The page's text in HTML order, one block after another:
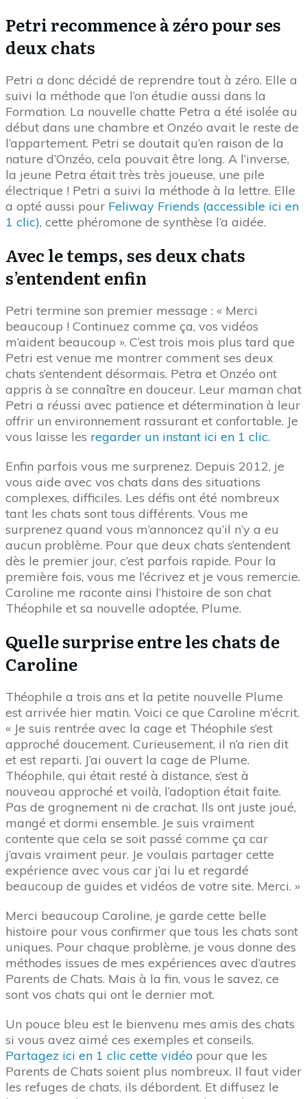
Petri recommence à zéro pour ses
deux chats
Petri a donc décidé de reprendre tout à zéro. Elle a
suivi la méthode que l’on étudie aussi dans la
Formation. La nouvelle chatte Petra a été isolée au
début dans une chambre et Onzéo avait le reste de
l’appartement. Petri se doutait qu’en raison de la
nature d’Onzéo, cela pouvait être long. A l’inverse,
la jeune Petra était très très joueuse, une pile
électrique ! Petri a suivi la méthode à la lettre. Elle
a opté aussi pour Feliway Friends (accessible ici en
1 clic), cette phéromone de synthèse l’a aidée.
Avec le temps, ses deux chats
s’entendent enfin
Petri termine son premier message : « Merci
beaucoup ! Continuez comme ça, vos vidéos
m’aident beaucoup ». C’est trois mois plus tard que
Petri est venue me montrer comment ses deux
chats s’entendent désormais. Petra et Onzéo ont
appris à se connaître en douceur. Leur maman chat
Petri a réussi avec patience et détermination à leur
offrir un environnement rassurant et confortable. Je
vous laisse les regarder un instant ici en 1 clic.
Enfin parfois vous me surprenez. Depuis 2012, je
vous aide avec vos chats dans des situations
complexes, difficiles. Les défis ont été nombreux
tant les chats sont tous différents. Vous me
surprenez quand vous m’annoncez qu’il n’y a eu
aucun problème. Pour que deux chats s’entendent
dès le premier jour, c’est parfois rapide. Pour la
première fois, vous me l’écrivez et je vous remercie.
Caroline me raconte ainsi l’histoire de son chat
Théophile et sa nouvelle adoptée, Plume.
Quelle surprise entre les chats de
Caroline
Théophile a trois ans et la petite nouvelle Plume
est arrivée hier matin. Voici ce que Caroline m’écrit.
« Je suis rentrée avec la cage et Théophile s’est
approché doucement. Curieusement, il n’a rien dit
et est reparti. J’ai ouvert la cage de Plume.
Théophile, qui était resté à distance, s’est à
nouveau approché et voilà, l’adoption était faite.
Pas de grognement ni de crachat. Ils ont juste joué,
mangé et dormi ensemble. Je suis vraiment
contente que cela se soit passé comme ça car
j’avais vraiment peur. Je voulais partager cette
expérience avec vous car j’ai lu et regardé
beaucoup de guides et vidéos de votre site. Merci. »
Merci beaucoup Caroline, je garde cette belle
histoire pour vous confirmer que tous les chats sont
uniques. Pour chaque problème, je vous donne des
méthodes issues de mes expériences avec d’autres
Parents de Chats. Mais à la fin, vous le savez, ce
sont vos chats qui ont le dernier mot.
Un pouce bleu est le bienvenu mes amis des chats
si vous avez aimé ces exemples et conseils.
Partagez ici en 1 clic cette vidéo pour que les
Parents de Chats soient plus nombreux. Il faut vider
les refuges de chats, ils débordent. Et diffusez le